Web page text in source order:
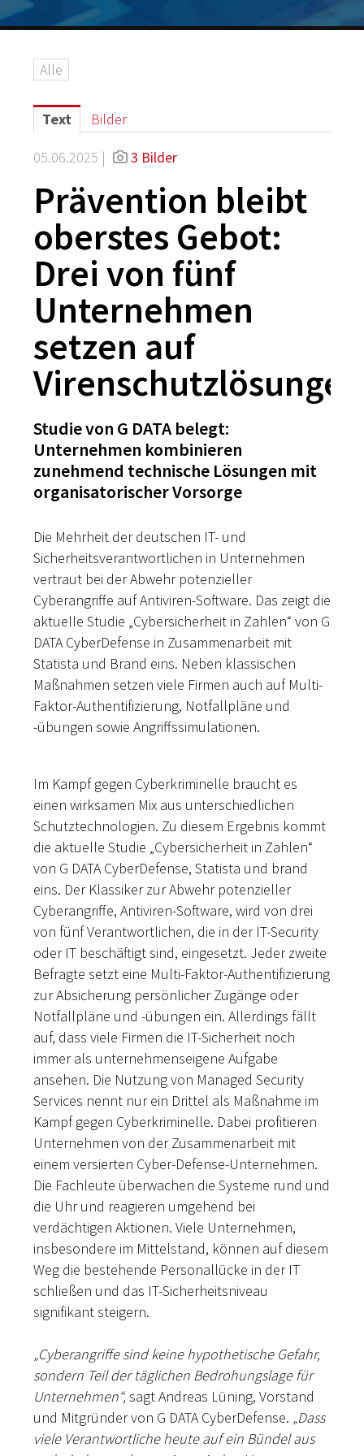
Logos
IT-Security
G DATA Campus
Kontakt
Alle
Text Bilder
05.06.2025 | 3 Bilder
Prävention bleibt
oberstes Gebot:
Drei von fünf
Unternehmen
setzen auf
Virenschutzlösungen
Studie von G DATA belegt:
Unternehmen kombinieren
zunehmend technische Lösungen mit
organisatorischer Vorsorge
Die Mehrheit der deutschen IT- und
Sicherheitsverantwortlichen in Unternehmen
vertraut bei der Abwehr potenzieller
Cyberangriffe auf Antiviren-Software. Das zeigt die
aktuelle Studie „Cybersicherheit in Zahlen“ von G
DATA CyberDefense in Zusammenarbeit mit
Statista und Brand eins. Neben klassischen
Maßnahmen setzen viele Firmen auch auf Multi-
Faktor-Authentifizierung, Notfallpläne und
-übungen sowie Angriffssimulationen.
Im Kampf gegen Cyberkriminelle braucht es
einen wirksamen Mix aus unterschiedlichen
Schutztechnologien. Zu diesem Ergebnis kommt
die aktuelle Studie „Cybersicherheit in Zahlen“
von G DATA CyberDefense, Statista und brand
eins. Der Klassiker zur Abwehr potenzieller
Cyberangriffe, Antiviren-Software, wird von drei
von fünf Verantwortlichen, die in der IT-Security
oder IT beschäftigt sind, eingesetzt. Jeder zweite
Befragte setzt eine Multi-Faktor-Authentifizierung
zur Absicherung persönlicher Zugänge oder
Notfallpläne und -übungen ein. Allerdings fällt
auf, dass viele Firmen die IT-Sicherheit noch
immer als unternehmenseigene Aufgabe
ansehen. Die Nutzung von Managed Security
Services nennt nur ein Drittel als Maßnahme im
Kampf gegen Cyberkriminelle. Dabei profitieren
Unternehmen von der Zusammenarbeit mit
einem versierten Cyber-Defense-Unternehmen.
Die Fachleute überwachen die Systeme rund und
die Uhr und reagieren umgehend bei
verdächtigen Aktionen. Viele Unternehmen,
insbesondere im Mittelstand, können auf diesem
Weg die bestehende Personallücke in der IT
schließen und das IT-Sicherheitsniveau
signifikant steigern.
„Cyberangriffe sind keine hypothetische Gefahr,
sondern Teil der täglichen Bedrohungslage für
Unternehmen“,sagt Andreas Lüning, Vorstand
und Mitgründer von G DATA CyberDefense. „Dass
viele Verantwortliche heute auf ein Bündel aus